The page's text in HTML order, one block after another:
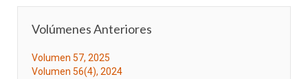
Volúmenes Anteriores
Volumen 57, 2025
Volumen 56(4), 2024